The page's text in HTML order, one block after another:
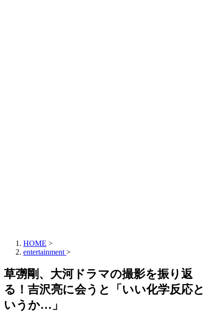
HOME >
entertainment >
草彅剛、大河ドラマの撮影を振り返
る！吉沢亮に会うと「いい化学反応と
いうか…」